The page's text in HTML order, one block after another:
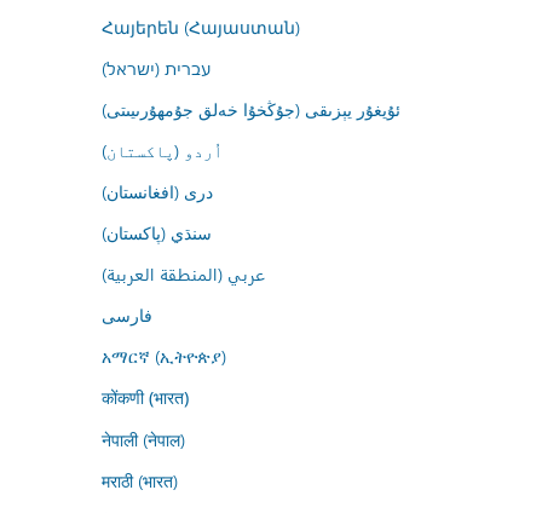
Հայերեն (Հայաստան)
עברית (ישראל)
ئۇيغۇر يېزىقى (جۇڭخۇا خەلق جۇمھۇرىيىتى)
اُردو (پاکستان)
درى (افغانستان)
سنڌي (پاکستان)
عربي (المنطقة العربية)
فارسى
አማርኛ (ኢትዮጵያ)
कोंकणी (भारत)
नेपाली (नेपाल)
मराठी (भारत)